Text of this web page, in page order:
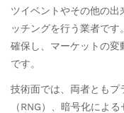
ツイベントやその他の
ッチングを行う業者で
確保し、マーケットの
です。
技術面では、両者ともプ
（RNG）、暗号化によ